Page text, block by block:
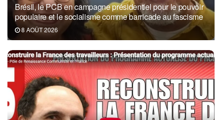
Brésil, le PCB en campagne présidentiel pour le pouvoir
populaire et le socialisme comme barricade au fascisme
8 AOÛT 2026